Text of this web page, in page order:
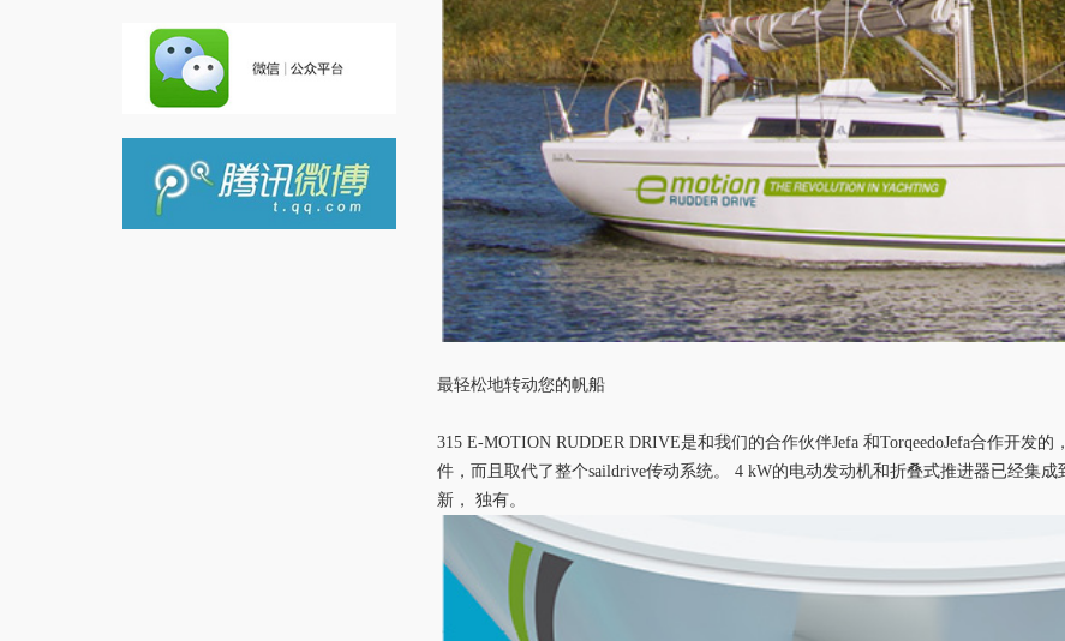
最轻松地转动您的帆船
315 E-MOTION RUDDER DRIVE是和我们的合作伙伴Jefa和TorqeedoJefa合作开发的
件，而且取代了整个saildrive传动系统。 4 kW的电动发动机和折叠式推进器已经集成
新，
独有。